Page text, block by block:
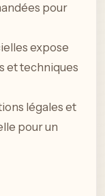
pour
expose
et techniques
légales et
pour un